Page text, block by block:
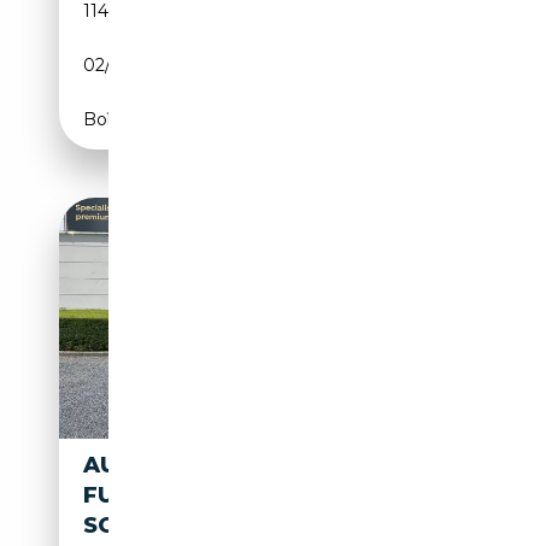
114 750 km
02/2023
Boîte automatique
AUDI S6 3.0 TDI QUATTRO
FULL OPTION-PANO-360°-
SOFTCLOSE